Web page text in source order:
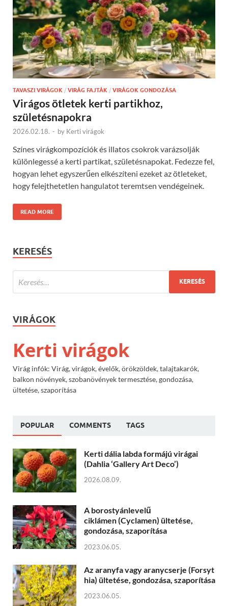
TAVASZI VIRÁGOK / VIRÁG FAJTÁK / VIRÁGOK GONDOZÁSA
Virágos ötletek kerti partikhoz,
születésnapokra
2026.02.18. - by Kerti virágok
Színes virágkompozíciók és illatos csokrok varázsolják
különlegessé a kerti partikat, születésnapokat. Fedezze fel,
hogyan lehet egyszerűen elkészíteni ezeket az ötleteket,
hogy felejthetetlen hangulatot teremtsen vendégeinek.
READ MORE
KERESÉS
VIRÁGOK
Kerti virágok
Virág infók: Virág, virágok, évelők, örökzöldek, talajtakarók,
balkon növények, szobanövények termesztése, gondozása,
ültetése, szaporítása
POPULAR COMMENTS TAGS
Kerti dália labda formájú virágai
(Dahlia ‘Gallery Art Deco’)
2026.08.09.
A borostyánlevelű
ciklámen (Cyclamen) ültetése,
gondozása, szaporítása
2023.06.05.
Az aranyfa vagy aranycserje (Forsyt
hia) ültetése, gondozása, szaporítása
2023.06.05.